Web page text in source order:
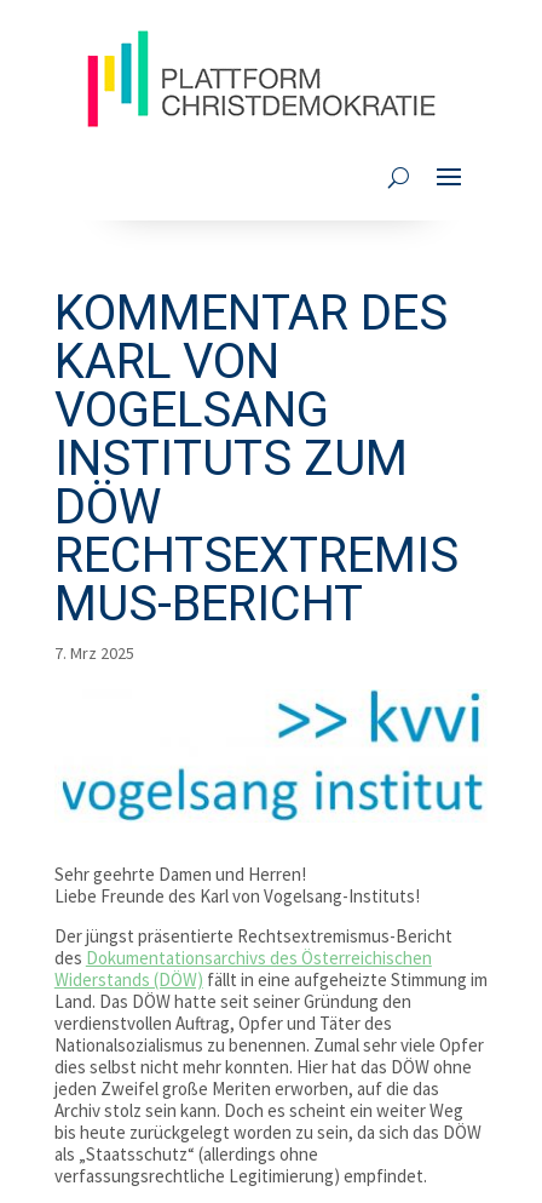
KOMMENTAR DES
KARL VON
VOGELSANG
INSTITUTS ZUM
DÖW
RECHTSEXTREMIS
MUS-BERICHT
7. Mrz 2025
Sehr geehrte Damen und Herren!
Liebe Freunde des Karl von Vogelsang-Instituts!
Der jüngst präsentierte Rechtsextremismus-Bericht
des Dokumentationsarchivs des Österreichischen
Widerstands (DÖW) fällt in eine aufgeheizte Stimmung im
Land. Das DÖW hatte seit seiner Gründung den
verdienstvollen Auftrag, Opfer und Täter des
Nationalsozialismus zu benennen. Zumal sehr viele Opfer
dies selbst nicht mehr konnten. Hier hat das DÖW ohne
jeden Zweifel große Meriten erworben, auf die das
Archiv stolz sein kann. Doch es scheint ein weiter Weg
bis heute zurückgelegt worden zu sein, da sich das DÖW
als „Staatsschutz“ (allerdings ohne
verfassungsrechtliche Legitimierung) empfindet.